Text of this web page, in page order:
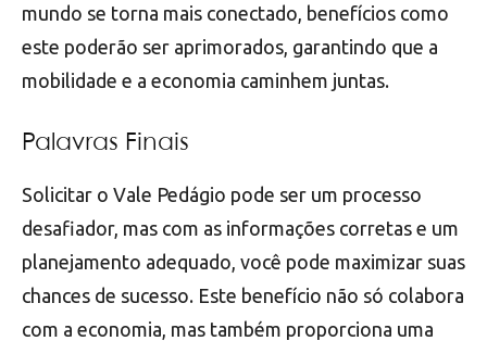
mundo se torna mais conectado, benefícios como
este poderão ser aprimorados, garantindo que a
mobilidade e a economia caminhem juntas.
Palavras Finais
Solicitar o Vale Pedágio pode ser um processo
desafiador, mas com as informações corretas e um
planejamento adequado, você pode maximizar suas
chances de sucesso. Este benefício não só colabora
com a economia, mas também proporciona uma